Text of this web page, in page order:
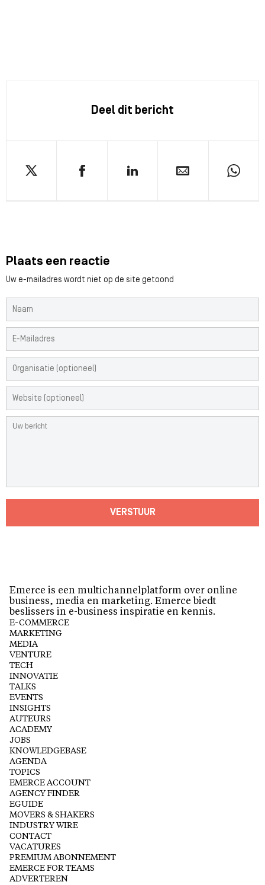
Deel dit bericht
Plaats een reactie
Uw e-mailadres wordt niet op de site getoond
VERSTUUR
Emerce is een multichannelplatform over online
business, media en marketing. Emerce biedt
beslissers in e-business inspiratie en kennis.
E-COMMERCE
MARKETING
MEDIA
VENTURE
TECH
INNOVATIE
TALKS
EVENTS
INSIGHTS
AUTEURS
ACADEMY
JOBS
KNOWLEDGEBASE
AGENDA
TOPICS
EMERCE ACCOUNT
AGENCY FINDER
EGUIDE
MOVERS & SHAKERS
INDUSTRY WIRE
CONTACT
VACATURES
PREMIUM ABONNEMENT
EMERCE FOR TEAMS
ADVERTEREN